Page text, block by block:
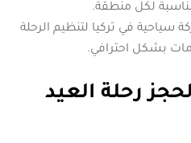
لكل منطقة.
سياحية في تركيا لتنظيم الرحلة
بشكل احترافي.
رحلة العيد